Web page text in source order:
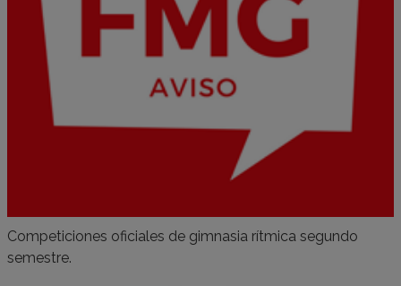
Competiciones oficiales de gimnasia rítmica segundo
semestre.